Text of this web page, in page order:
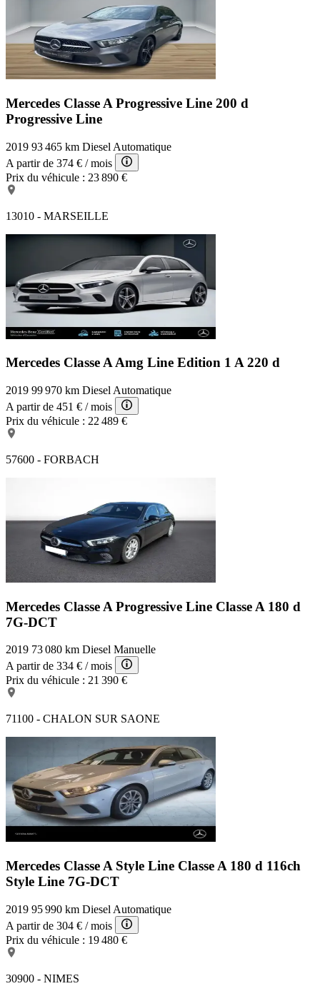
Mercedes Classe A Progressive Line 200 d
Progressive Line
2019 93 465 km Diesel Automatique
A partir de 374 € / mois
Prix du véhicule : 23 890 €
13010 - MARSEILLE
Mercedes Classe A Amg Line Edition 1 A 220 d
2019 99 970 km Diesel Automatique
A partir de 451 € / mois
Prix du véhicule : 22 489 €
57600 - FORBACH
Mercedes Classe A Progressive Line Classe A 180 d
7G-DCT
2019 73 080 km Diesel Manuelle
A partir de 334 € / mois
Prix du véhicule : 21 390 €
71100 - CHALON SUR SAONE
Mercedes Classe A Style Line Classe A 180 d 116ch
Style Line 7G-DCT
2019 95 990 km Diesel Automatique
A partir de 304 € / mois
Prix du véhicule : 19 480 €
30900 - NIMES